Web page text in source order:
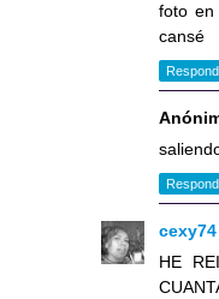
foto en
cansé
cexy74
HE